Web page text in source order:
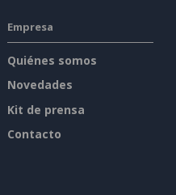
Empresa
Quiénes somos
Novedades
Kit de prensa
Contacto